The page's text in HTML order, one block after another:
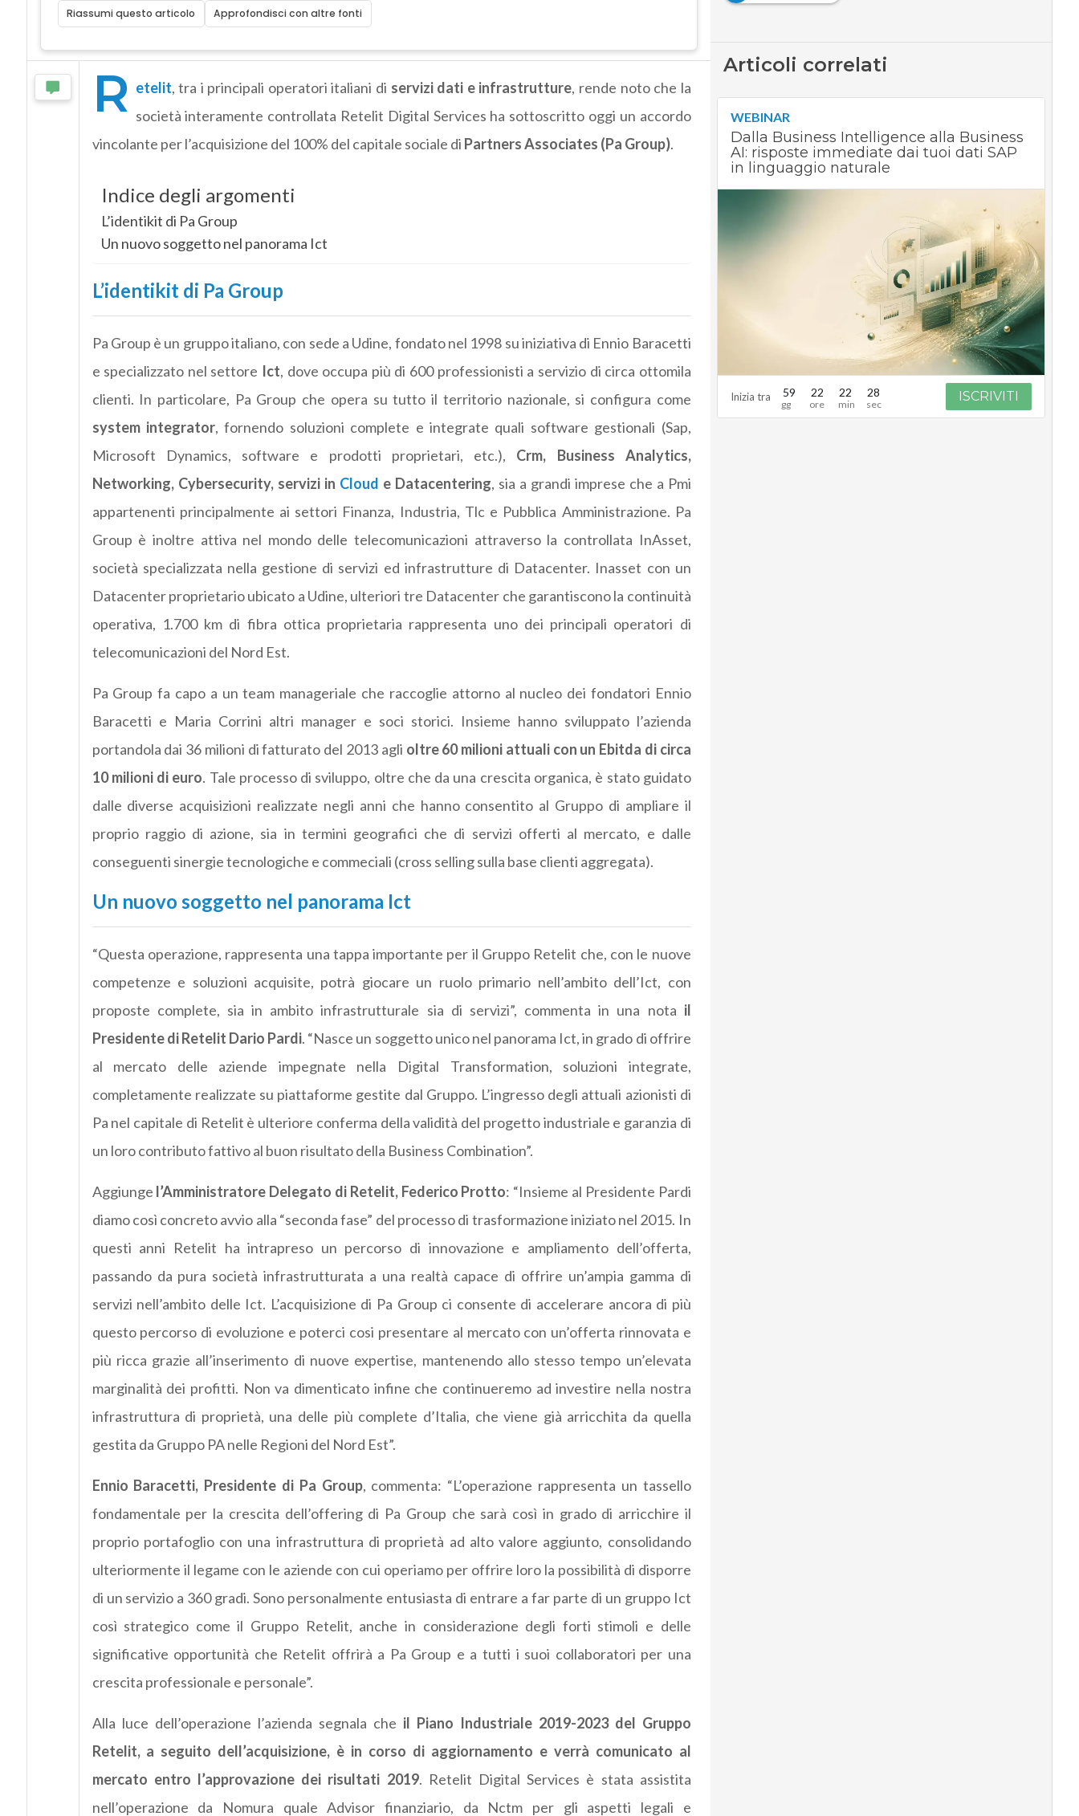
Riassumi questo articolo Approfondisci con altre fonti
R etelit, tra i principali operatori italiani di servizi dati e infrastrutture, rende noto che la
società interamente controllata Retelit Digital Services ha sottoscritto oggi un accordo
vincolante per l’acquisizione del 100% del capitale sociale di Partners Associates (Pa Group).
Indice degli argomenti
L’identikit di Pa Group
Un nuovo soggetto nel panorama Ict
L’identikit di Pa Group
Pa Group è un gruppo italiano, con sede a Udine, fondato nel 1998 su iniziativa di Ennio Baracetti
e specializzato nel settore Ict, dove occupa più di 600 professionisti a servizio di circa ottomila
clienti. In particolare, Pa Group che opera su tutto il territorio nazionale, si configura come
system integrator, fornendo soluzioni complete e integrate quali software gestionali (Sap,
Microsoft Dynamics, software e prodotti proprietari, etc.), Crm, Business Analytics,
Networking, Cybersecurity, servizi in Cloud e Datacentering, sia a grandi imprese che a Pmi
appartenenti principalmente ai settori Finanza, Industria, Tlc e Pubblica Amministrazione. Pa
Group è inoltre attiva nel mondo delle telecomunicazioni attraverso la controllata InAsset,
società specializzata nella gestione di servizi ed infrastrutture di Datacenter. Inasset con un
Datacenter proprietario ubicato a Udine, ulteriori tre Datacenter che garantiscono la continuità
operativa, 1.700 km di fibra ottica proprietaria rappresenta uno dei principali operatori di
telecomunicazioni del Nord Est.
Pa Group fa capo a un team manageriale che raccoglie attorno al nucleo dei fondatori Ennio
Baracetti e Maria Corrini altri manager e soci storici. Insieme hanno sviluppato l’azienda
portandola dai 36 milioni di fatturato del 2013 agli oltre 60 milioni attuali con un Ebitda di circa
10 milioni di euro. Tale processo di sviluppo, oltre che da una crescita organica, è stato guidato
dalle diverse acquisizioni realizzate negli anni che hanno consentito al Gruppo di ampliare il
proprio raggio di azione, sia in termini geografici che di servizi offerti al mercato, e dalle
conseguenti sinergie tecnologiche e commeciali (cross selling sulla base clienti aggregata).
Un nuovo soggetto nel panorama Ict
“Questa operazione, rappresenta una tappa importante per il Gruppo Retelit che, con le nuove
competenze e soluzioni acquisite, potrà giocare un ruolo primario nell’ambito dell’Ict, con
proposte complete, sia in ambito infrastrutturale sia di servizi”, commenta in una nota il
Presidente di Retelit Dario Pardi. “Nasce un soggetto unico nel panorama Ict, in grado di offrire
al mercato delle aziende impegnate nella Digital Transformation, soluzioni integrate,
completamente realizzate su piattaforme gestite dal Gruppo. L’ingresso degli attuali azionisti di
Pa nel capitale di Retelit è ulteriore conferma della validità del progetto industriale e garanzia di
un loro contributo fattivo al buon risultato della Business Combination”.
Aggiunge l’Amministratore Delegato di Retelit, Federico Protto: “Insieme al Presidente Pardi
diamo così concreto avvio alla “seconda fase” del processo di trasformazione iniziato nel 2015. In
questi anni Retelit ha intrapreso un percorso di innovazione e ampliamento dell’offerta,
passando da pura società infrastrutturata a una realtà capace di offrire un’ampia gamma di
servizi nell’ambito delle Ict. L’acquisizione di Pa Group ci consente di accelerare ancora di più
questo percorso di evoluzione e poterci cosi presentare al mercato con un’offerta rinnovata e
più ricca grazie all’inserimento di nuove expertise, mantenendo allo stesso tempo un’elevata
marginalità dei profitti. Non va dimenticato infine che continueremo ad investire nella nostra
infrastruttura di proprietà, una delle più complete d’Italia, che viene già arricchita da quella
gestita da Gruppo PA nelle Regioni del Nord Est”.
Ennio Baracetti, Presidente di Pa Group, commenta: “L’operazione rappresenta un tassello
fondamentale per la crescita dell’offering di Pa Group che sarà così in grado di arricchire il
proprio portafoglio con una infrastruttura di proprietà ad alto valore aggiunto, consolidando
ulteriormente il legame con le aziende con cui operiamo per offrire loro la possibilità di disporre
di un servizio a 360 gradi. Sono personalmente entusiasta di entrare a far parte di un gruppo Ict
così strategico come il Gruppo Retelit, anche in considerazione degli forti stimoli e delle
significative opportunità che Retelit offrirà a Pa Group e a tutti i suoi collaboratori per una
crescita professionale e personale”.
Alla luce dell’operazione l’azienda segnala che il Piano Industriale 2019-2023 del Gruppo
Retelit, a seguito dell’acquisizione, è in corso di aggiornamento e verrà comunicato al
mercato entro l’approvazione dei risultati 2019. Retelit Digital Services è stata assistita
nell’operazione da Nomura quale Advisor finanziario, da Nctm per gli aspetti legali e
Articoli correlati
WEBINAR
Dalla Business Intelligence alla Business
AI: risposte immediate dai tuoi dati SAP
in linguaggio naturale
Inizia tra 59 22 22 27 ISCRIVITI